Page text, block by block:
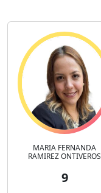
MARIA FERNANDA
RAMIREZ ONTIVEROS
9